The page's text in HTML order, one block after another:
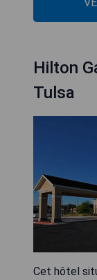
Hilton
Tulsa
Cet hôtel